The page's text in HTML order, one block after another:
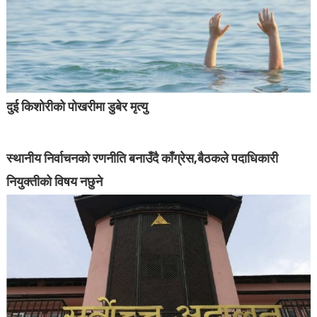
दुई किशोरीको पोखरीमा डुबेर मृत्यु
स्थानीय निर्वाचनको रणनीति बनाउँदै काँग्रेस,बैठकले पदाधिकारी
नियुक्तीको विषय नछुने